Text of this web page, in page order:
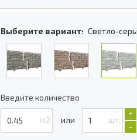
Выберите вариант: Светло-
Введите количество
м2 шт.
+
-